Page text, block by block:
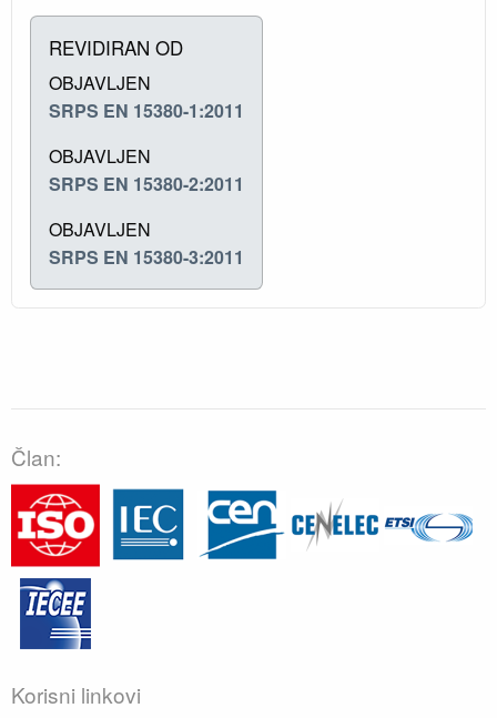
REVIDIRAN OD
OBJAVLJEN
SRPS EN 15380-1:2011
OBJAVLJEN
SRPS EN 15380-2:2011
OBJAVLJEN
SRPS EN 15380-3:2011
Član:
Korisni linkovi